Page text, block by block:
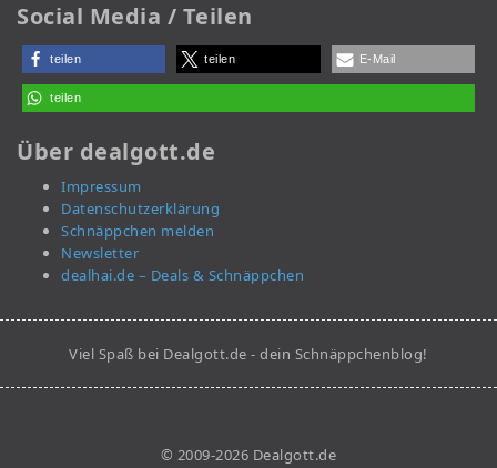
Social Media / Teilen
teilen teilen E-Mail
teilen
Über dealgott.de
Impressum
Datenschutzerklärung
Schnäppchen melden
Newsletter
dealhai.de – Deals & Schnäppchen
Viel Spaß bei Dealgott.de - dein Schnäppchenblog!
© 2009-2026 Dealgott.de